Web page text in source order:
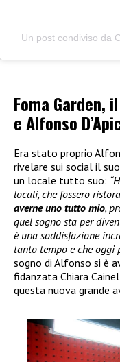
Un post condiviso da
Foma Garden,
e Alfonso
Era stato proprio
rivelare sui social il
un locale tutto suo:
locali, che fossero
averne uno tutto mio,
quel sogno sta per
è una soddisfazione
tanto tempo e che oggi
sogno di Alfonso si è
fidanzata Chiara
questa nuova grande